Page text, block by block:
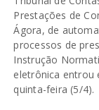
Prestações de
Ágora, de
processos de
Instrução
eletrônica entrou
quinta-feira (5/4).